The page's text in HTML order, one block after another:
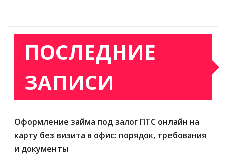
ПОСЛЕДНИЕ
ЗАПИСИ
Оформление займа под залог ПТС онлайн на
карту без визита в офис: порядок, требования
и документы